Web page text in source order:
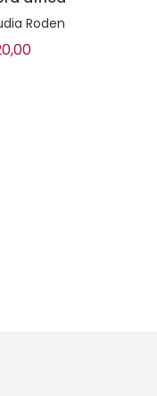
Laura Rangoni